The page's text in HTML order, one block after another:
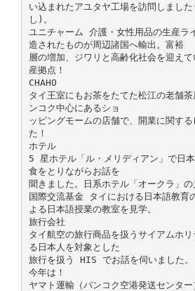
い込まれたアユタヤ工場を訪問しまし
し)。
ユニチャーム 介護・女性用品の生産ラ
造されたものが周辺諸国へ輸出。富裕
層の増加、ジワリと高齢化社会を迎え
産拠点！
CHAHO
タイ王室にもお茶をたてた松江の老舗
ンコク中心にあるショ
ッピングモームの店舗で、開業に関す
た！
ホテル
5 星ホテル「ル・メリディアン」で日
食をとりながらお話を
聞きました。日系ホテル「オークラ」の
国際交流基金 タイにおける日本語教育
よる日本語授業の教室を見学。
旅行会社
タイ航空の旅行商品を扱うサイアムホ
る日本人を対象とした
旅行を扱う HIS でお話を伺いました。
今年は！
ヤマト運輸（バンコク空港発送センタ